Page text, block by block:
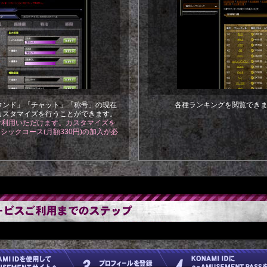
ド」「チャット」「称号」の現在
タマイズを行うことができます。
用いただけます。カスタマイズを
ックコース(月額330円)の加入が必
各種ランキングを閲覧でき